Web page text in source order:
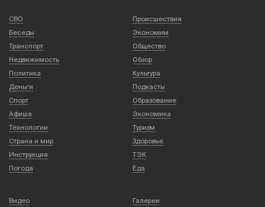
СВО
Происшествия
Беседы
Экономим
Транспорт
Общество
Недвижимость
Обзор
Политика
Культура
Деньги
Подкасты
Спорт
Образование
Афиша
Экономика
Технологии
Туризм
Страна и мир
Здоровье
Инструкция
ТЭК
Погода
Еда
Видео
Галереи